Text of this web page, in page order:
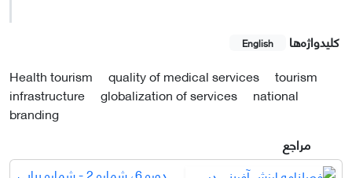
کلیدواژه‌ها English
Health tourism quality of medical services
tourism
infrastructure
globalization of services
national
branding
مراجع